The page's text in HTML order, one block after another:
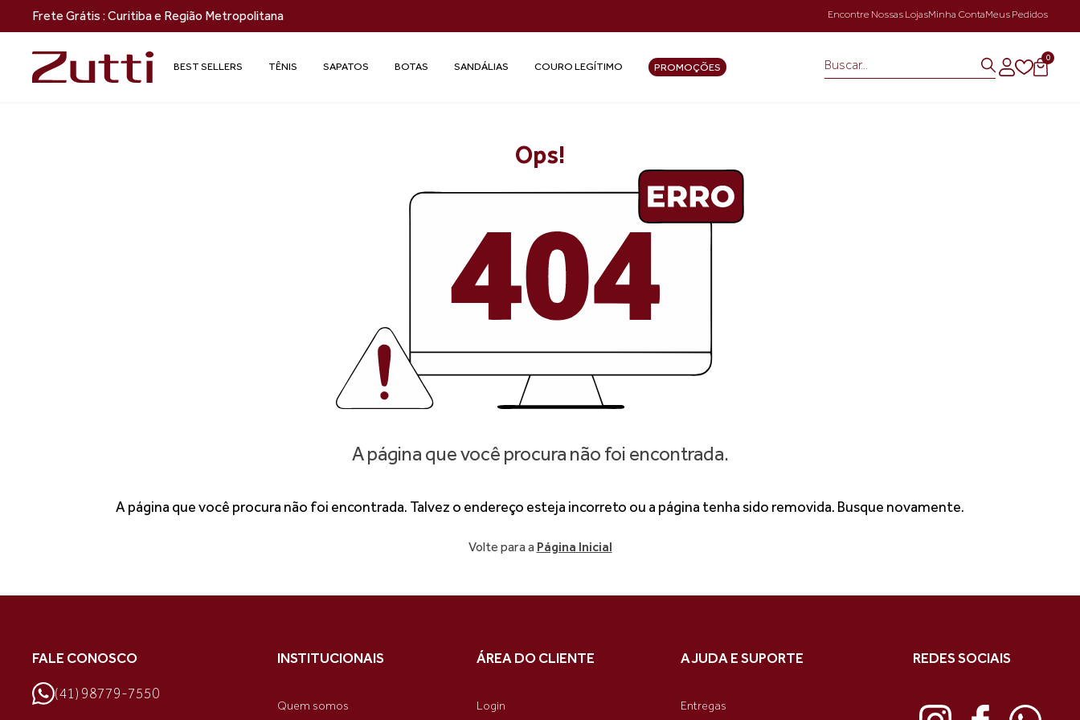
Frete Grátis : Curitiba e Região Metropolitana Encontre Nossas LojasMinha ContaMeus Pedidos
BEST SELLERS TÊNIS SAPATOS BOTAS SANDÁLIAS COURO LEGÍTIMO PROMOÇÕES
0
Ops!
A página que você procura não foi encontrada.
A página que você procura não foi encontrada. Talvez o endereço esteja incorreto ou a página tenha sido removida. Busque novamente.
Volte para a Página Inicial
FALE CONOSCO
(41) 98779-7550
INSTITUCIONAIS
Quem somos
ÁREA DO CLIENTE
Login
AJUDA E SUPORTE
Entregas
REDES SOCIAIS